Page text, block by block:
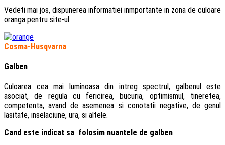
Vedeti mai jos, dispunerea informatiei inmportante in zona de culoare
oranga pentru site-ul:
Cosma-Husqvarna
Galben
Culoarea cea mai luminoasa din intreg spectrul, galbenul este
asociat, de regula cu fericirea, bucuria, optimismul, tineretea,
competenta, avand de asemenea si conotatii negative, de genul
lasitate, inselaciune, ura, si altele.
Cand este indicat sa folosim nuantele de galben